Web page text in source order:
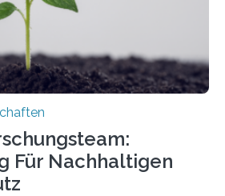
Für Nachhaltigen